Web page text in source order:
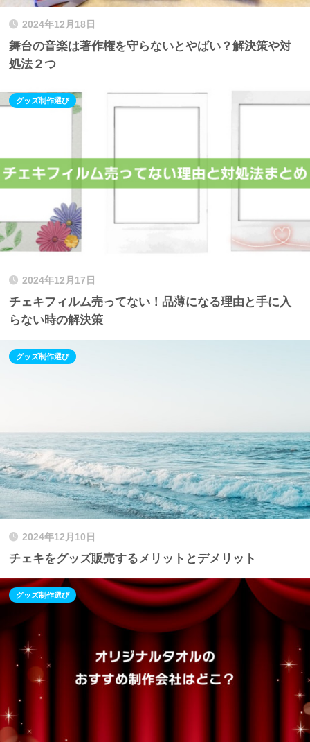
2024年12月18日
舞台の音楽は著作権を守らないとやばい？解決策や対
処法２つ
2024年12月17日
チェキフィルム売ってない！品薄になる理由と手に入
らない時の解決策
グッズ制作選び
2024年12月10日
チェキをグッズ販売するメリットとデメリット
グッズ制作選び
グッズ制作選び